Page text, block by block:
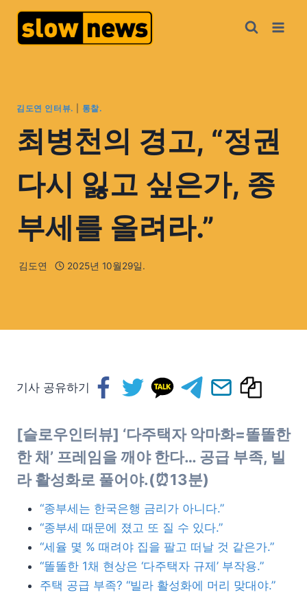
김도연 인터뷰. 통찰.
최병천의 경고, “정권
다시 잃고 싶은가, 종
부세를 올려라.”
김도연 2025년 10월29일.
기사 공유하기
[슬로우인터뷰] ‘다주택자 악마화=똘똘한
한 채’ 프레임을 깨야 한다… 공급 부족, 빌
라 활성화로 풀어야.(⏰13분)
“종부세는 한국은행 금리가 아니다.”
“종부세 때문에 졌고 또 질 수 있다.”
“세율 몇 % 때려야 집을 팔고 떠날 것 같은가.”
“똘똘한 1채 현상은 ‘다주택자 규제’ 부작용.”
주택 공급 부족? “빌라 활성화에 머리 맞대야.”